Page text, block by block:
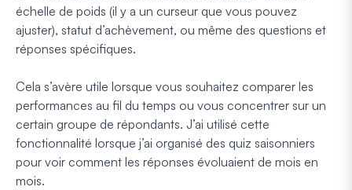
échelle de poids (il y a un curseur que vous pouvez
ajuster), statut d’achèvement, ou même des questions et
réponses spécifiques.
Cela s’avère utile lorsque vous souhaitez comparer les
performances au fil du temps ou vous concentrer sur un
certain groupe de répondants. J’ai utilisé cette
fonctionnalité lorsque j’ai organisé des quiz saisonniers
pour voir comment les réponses évoluaient de mois en
mois.